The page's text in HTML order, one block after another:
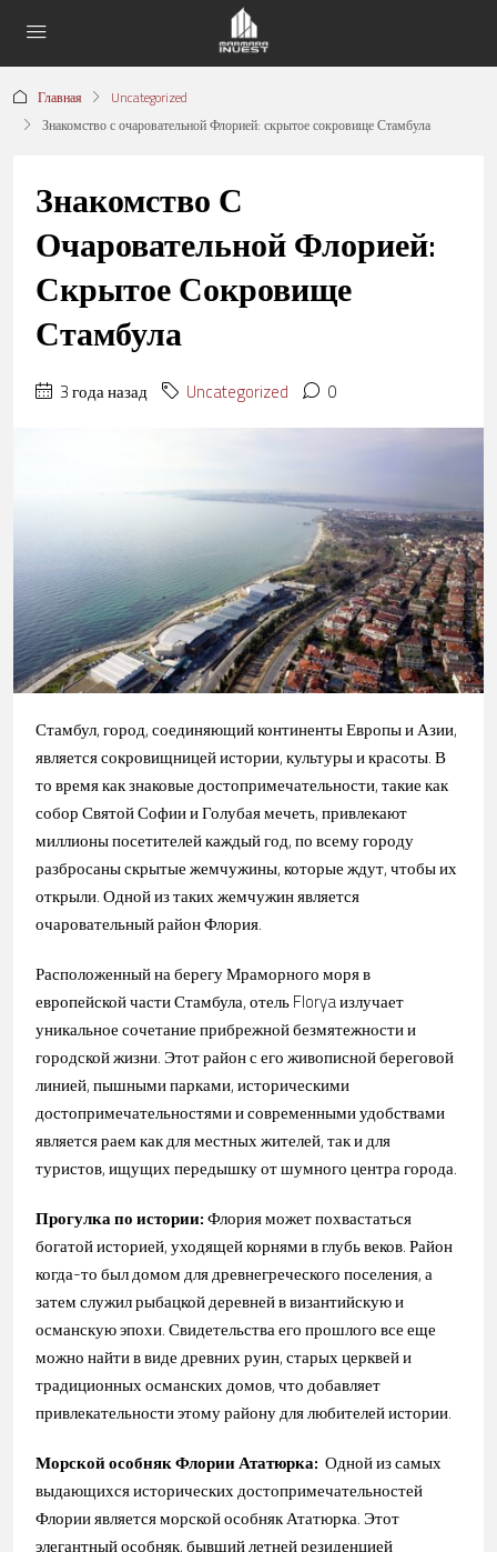
Главная
Uncategorized
Знакомство с очаровательной Флорией: скрытое сокровище Стамбула
Знакомство С
Очаровательной Флорией:
Скрытое Сокровище
Стамбула
3 года назад Uncategorized 0
Стамбул, город, соединяющий континенты Европы и Азии,
является сокровищницей истории, культуры и красоты. В
то время как знаковые достопримечательности, такие как
собор Святой Софии и Голубая мечеть, привлекают
миллионы посетителей каждый год, по всему городу
разбросаны скрытые жемчужины, которые ждут, чтобы их
открыли. Одной из таких жемчужин является
очаровательный район Флория.
Расположенный на берегу Мраморного моря в
европейской части Стамбула, отель Florya излучает
уникальное сочетание прибрежной безмятежности и
городской жизни. Этот район с его живописной береговой
линией, пышными парками, историческими
достопримечательностями и современными удобствами
является раем как для местных жителей, так и для
туристов, ищущих передышку от шумного центра города.
Прогулка по истории:Флория может похвастаться
богатой историей, уходящей корнями в глубь веков. Район
когда-то был домом для древнегреческого поселения, а
затем служил рыбацкой деревней в византийскую и
османскую эпохи. Свидетельства его прошлого все еще
можно найти в виде древних руин, старых церквей и
традиционных османских домов, что добавляет
привлекательности этому району для любителей истории.
Морской особняк Флории Ататюрка: Одной из самых
выдающихся исторических достопримечательностей
Флории является морской особняк Ататюрка. Этот
элегантный особняк, бывший летней резиденцией